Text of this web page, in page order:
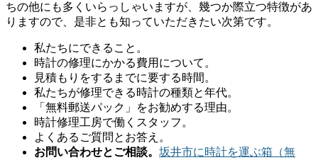
ちの他にも多くいらっしゃいますが、幾つか際立つ特徴があ
りますので、是非とも知っていただきたい次第です。
私たちにできること。
時計の修理にかかる費用について。
見積もりをするまでに要する時間。
私たちが修理できる時計の種類と年代。
「無料郵送パック」をお勧めする理由。
時計修理工房で働くスタッフ。
よくあるご質問とお答え。
お問い合わせとご相談。 坂井市に時計を運ぶ箱（無